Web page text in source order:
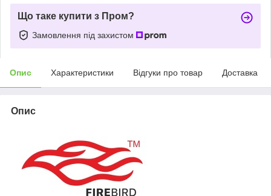
Що таке купити з Пром?
Замовлення під захистом
Опис Характеристики Відгуки про товар Доставка
Опис